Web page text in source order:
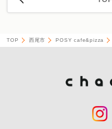
TOP 西尾市 POSY cafe&pizza